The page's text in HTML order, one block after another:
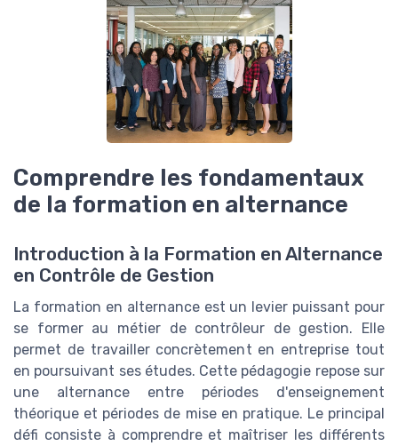
Comprendre les fondamentaux
de la formation en alternance
Introduction à la Formation en Alternance
en Contrôle de Gestion
La formation en alternance est un levier puissant pour
se former au métier de contrôleur de gestion. Elle
permet de travailler concrètement en entreprise tout
en poursuivant ses études. Cette pédagogie repose sur
une alternance entre périodes d'enseignement
théorique et périodes de mise en pratique. Le principal
défi consiste à comprendre et maîtriser les différents